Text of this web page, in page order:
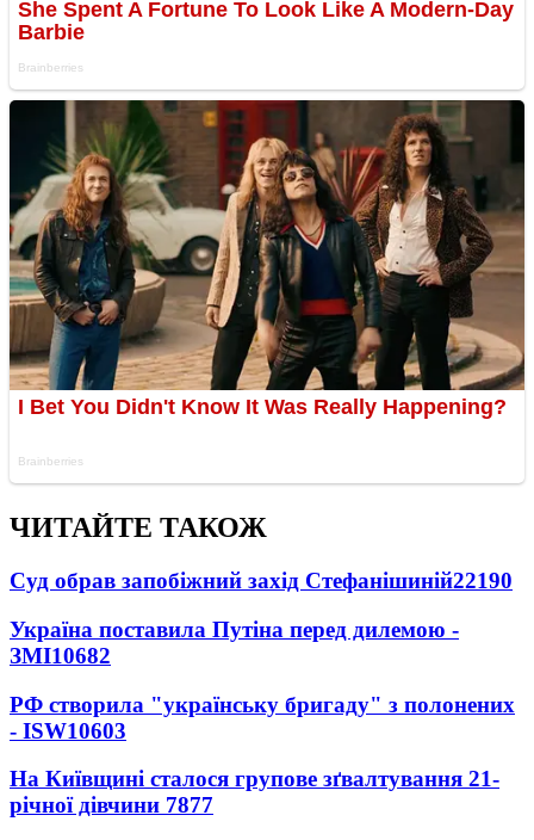
ЧИТАЙТЕ ТАКОЖ
Суд обрав запобіжний захід Стефанішиній22190
Україна поставила Путіна перед дилемою -
ЗМІ10682
РФ створила "українську бригаду" з полонених
- ISW10603
На Київщині сталося групове зґвалтування 21-
річної дівчини 7877